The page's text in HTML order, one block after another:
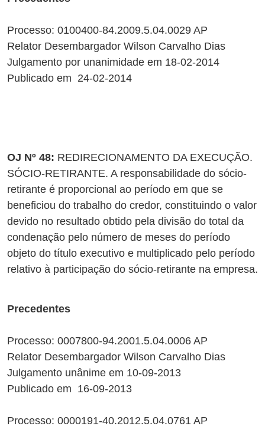
Processo: 0100400-84.2009.5.04.0029 AP
Relator Desembargador Wilson Carvalho Dias
Julgamento por unanimidade em 18-02-2014
Publicado em 24-02-2014
OJ Nº 48: REDIRECIONAMENTO DA EXECUÇÃO.
SÓCIO-RETIRANTE. A responsabilidade do sócio-
retirante é proporcional ao período em que se
beneficiou do trabalho do credor, constituindo o valor
devido no resultado obtido pela divisão do total da
condenação pelo número de meses do período
objeto do título executivo e multiplicado pelo período
relativo à participação do sócio-retirante na empresa.
Precedentes
Processo: 0007800-94.2001.5.04.0006 AP
Relator Desembargador Wilson Carvalho Dias
Julgamento unânime em 10-09-2013
Publicado em 16-09-2013
Processo: 0000191-40.2012.5.04.0761 AP